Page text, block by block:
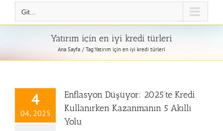
Git...
Yatırım için en iyi kredi türleri
Ana Sayfa Tag:Yatırım için en iyi kredi türleri
4
04, 2025
Enflasyon Düşüyor: 2025’te Kredi
Kullanırken Kazanmanın 5 Akıllı
Yolu